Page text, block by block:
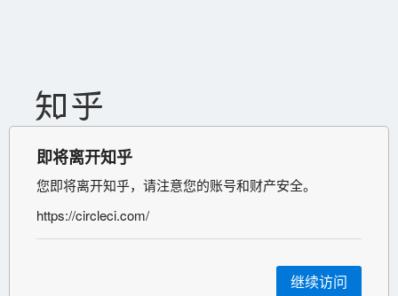
即将离开知乎
您即将离开知乎，请注意您的账号和财产安全。
https://circleci.com/
继续访问